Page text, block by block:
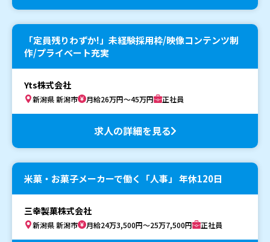
「定員残りわずか!」未経験採用枠/映像コンテンツ制
作/プライベート充実
Yts株式会社
新潟県 新潟市 月給26万円～45万円 正社員
求人の詳細を見る
米菓・お菓子メーカーで働く「人事」 年休120日
三幸製菓株式会社
新潟県 新潟市 月給24万3,500円～25万7,500円 正社員